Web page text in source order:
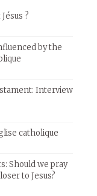
?
by the
Interview
catholique
Should we pray
to Jesus?